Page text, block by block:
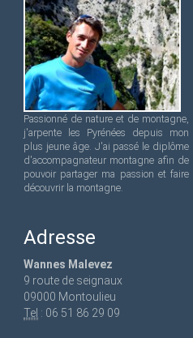
Passionné de nature et de montagne,
j'arpente les Pyrénées depuis mon
plus jeune âge. J'ai passé le diplôme
d'accompagnateur montagne afin de
pouvoir partager ma passion et faire
découvrir la montagne.
Adresse
Wannes Malevez
9 route de seignaux
09000 Montoulieu
Tel : 06 51 86 29 09